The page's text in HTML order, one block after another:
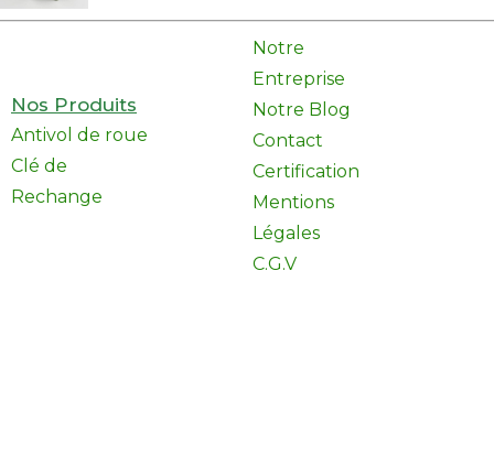
Nos Produits
Antivol de roue
Clé de
Rechange
Notre
Entreprise
Notre Blog
Contact
Certification
Mentions
Légales
C.G.V